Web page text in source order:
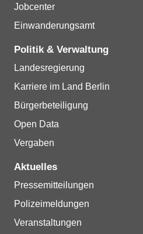
Jobcenter
Einwanderungsamt
Politik & Verwaltung
Landesregierung
Karriere im Land Berlin
Bürgerbeteiligung
Open Data
Vergaben
Aktuelles
Pressemitteilungen
Polizeimeldungen
Veranstaltungen